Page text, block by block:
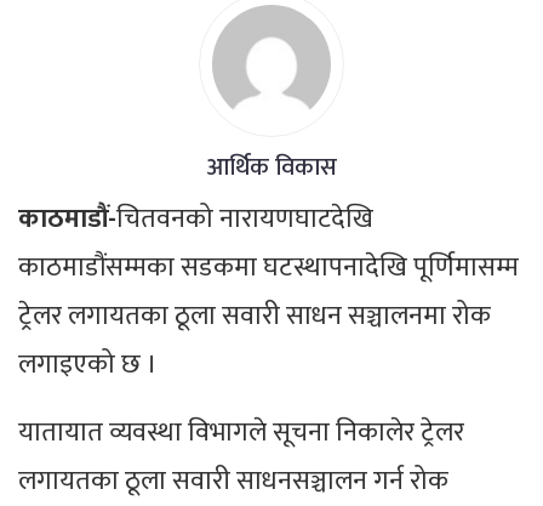
आर्थिक विकास
काठमाडौं-चितवनको नारायणघाटदेखि
काठमाडौंसम्मका सडकमा घटस्थापनादेखि पूर्णिमासम्म
ट्रेलर लगायतका ठूला सवारी साधन सञ्चालनमा रोक
लगाइएको छ ।
यातायात व्यवस्था विभागले सूचना निकालेर ट्रेलर
लगायतका ठूला सवारी साधनसञ्चालन गर्न रोक